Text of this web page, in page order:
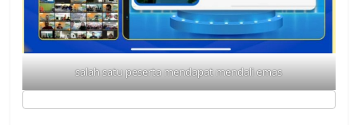
salah satu peserta mendapat mendali emas